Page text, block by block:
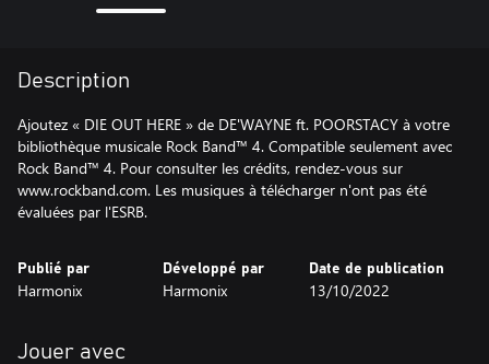
Description
Ajoutez « DIE OUT HERE » de DE'WAYNE ft. POORSTACY à votre
bibliothèque musicale Rock Band™ 4. Compatible seulement avec
Rock Band™ 4. Pour consulter les crédits, rendez-vous sur
www.rockband.com. Les musiques à télécharger n'ont pas été
évaluées par l'ESRB.
Publié par
Harmonix
Développé par
Harmonix
Date de publication
13/10/2022
Jouer avec